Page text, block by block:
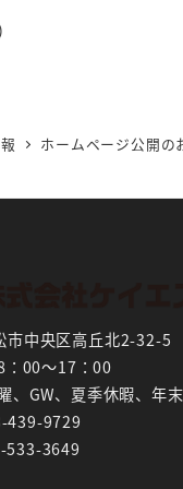
ホームページ公開の
市中央区高丘北2-32-5
：00～17：00
、GW、夏季休暇、年
9729
3649